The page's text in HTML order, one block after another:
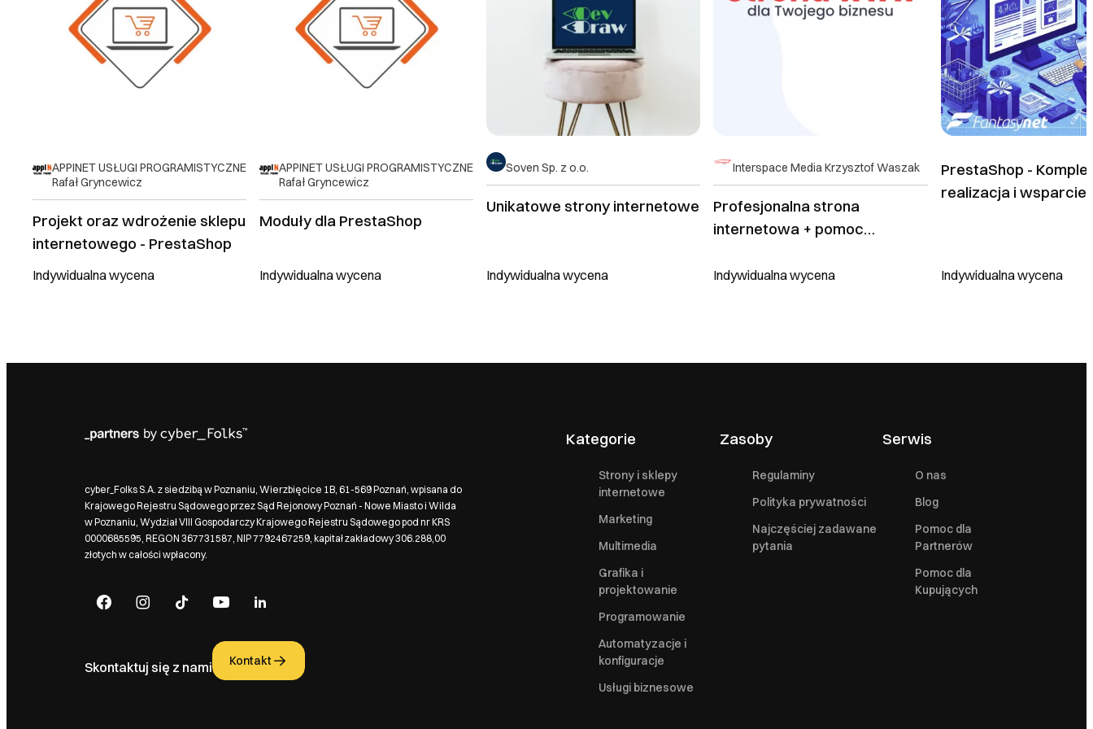
APPINET USŁUGI PROGRAMISTYCZNE
Rafał Gryncewicz
Projekt oraz wdrożenie sklepu
internetowego - PrestaShop
Indywidualna wycena
APPINET USŁUGI PROGRAMISTYCZNE
Rafał Gryncewicz
Moduły dla PrestaShop
Indywidualna wycena
Soven Sp. z o.o.
Unikatowe strony internetowe
Indywidualna wycena
Interspace Media Krzysztof Waszak
Profesjonalna strona
internetowa + pomoc
Indywidualna wycena
PrestaShop -
realizacja i wsparcie
Indywidualna wycena
cyber_Folks S.A. z siedzibą w Poznaniu, Wierzbięcice 1B, 61-569 Poznań, wpisana do
Krajowego Rejestru Sądowego przez Sąd Rejonowy Poznań - Nowe Miasto i Wilda
w Poznaniu, Wydział VIII Gospodarczy Krajowego Rejestru Sądowego pod nr KRS
0000685595, REGON 367731587, NIP 7792467259, kapitał zakładowy 306.288,00
złotych w całości wpłacony.
Skontaktuj się z nami Kontakt
Kategorie
Strony i sklepy
internetowe
Marketing
Multimedia
Grafika i
projektowanie
Programowanie
Automatyzacje i
konfiguracje
Usługi biznesowe
Zasoby
Regulaminy
Polityka prywatności
Najczęściej zadawane
pytania
Serwis
O nas
Blog
Pomoc dla
Partnerów
Pomoc dla
Kupujących